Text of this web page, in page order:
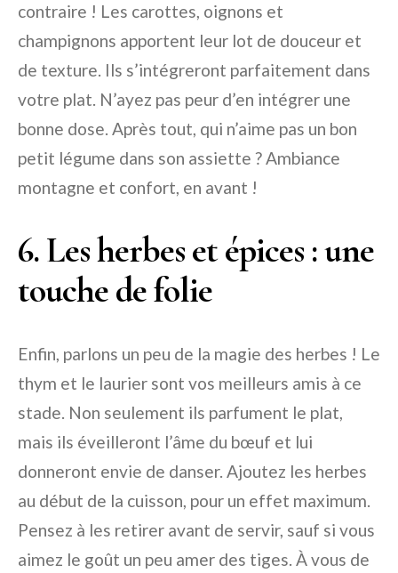
contraire ! Les carottes, oignons et
champignons apportent leur lot de douceur et
de texture. Ils s’intégreront parfaitement dans
votre plat. N’ayez pas peur d’en intégrer une
bonne dose. Après tout, qui n’aime pas un bon
petit légume dans son assiette ? Ambiance
montagne et confort, en avant !
6. Les herbes et épices : une
touche de folie
Enfin, parlons un peu de la magie des herbes ! Le
thym et le laurier sont vos meilleurs amis à ce
stade. Non seulement ils parfument le plat,
mais ils éveilleront l’âme du bœuf et lui
donneront envie de danser. Ajoutez les herbes
au début de la cuisson, pour un effet maximum.
Pensez à les retirer avant de servir, sauf si vous
aimez le goût un peu amer des tiges. À vous de